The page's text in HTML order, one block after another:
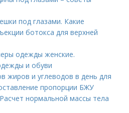
под глазами. Какие
ботокса для верхней
одежды женские.
и обуви
жиров и углеводов в день для
пропорции БЖУ
нормальной массы тела